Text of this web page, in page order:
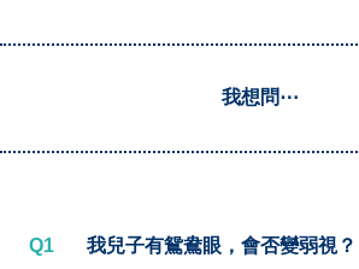
我想問⋯
Q1 我兒子有鴛鴦眼，會否變弱視？